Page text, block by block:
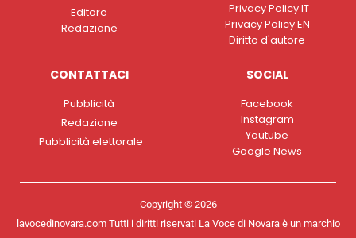
Editore
Redazione
Privacy Policy IT
Privacy Policy EN
Diritto d'autore
CONTATTACI
Pubblicità
Redazione
Pubblicità elettorale
SOCIAL
Facebook
Instagram
Youtube
Google News
Copyright © 2026
lavocedinovara.com Tutti i diritti riservati La Voce di Novara è un marchio